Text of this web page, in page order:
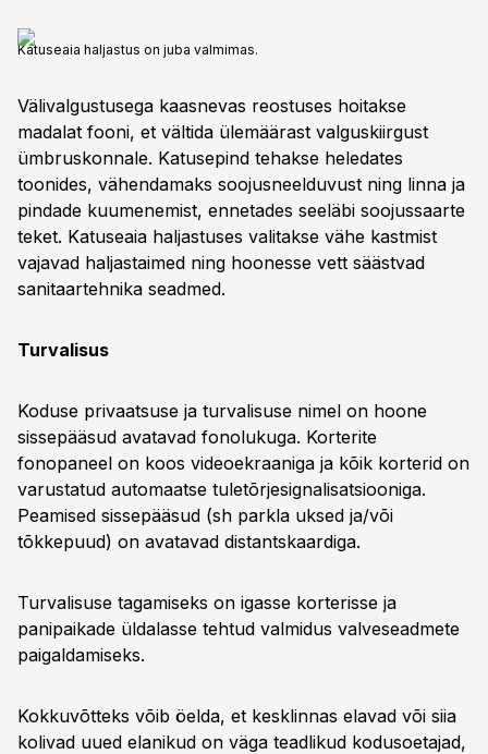
Katuseaia haljastus on juba valmimas.
Välivalgustusega kaasnevas reostuses hoitakse
madalat fooni, et vältida ülemäärast valguskiirgust
ümbruskonnale. Katusepind tehakse heledates
toonides, vähendamaks soojusneelduvust ning linna ja
pindade kuumenemist, ennetades seeläbi soojussaarte
teket. Katuseaia haljastuses valitakse vähe kastmist
vajavad haljastaimed ning hoonesse vett säästvad
sanitaartehnika seadmed.
Turvalisus
Koduse privaatsuse ja turvalisuse nimel on hoone
sissepääsud avatavad fonolukuga. Korterite
fonopaneel on koos videoekraaniga ja kõik korterid on
varustatud automaatse tuletõrjesignalisatsiooniga.
Peamised sissepääsud (sh parkla uksed ja/või
tõkkepuud) on avatavad distantskaardiga.
Turvalisuse tagamiseks on igasse korterisse ja
panipaikade üldalasse tehtud valmidus valveseadmete
paigaldamiseks.
Kokkuvõtteks võib öelda, et kesklinnas elavad või siia
kolivad uued elanikud on väga teadlikud kodusoetajad,